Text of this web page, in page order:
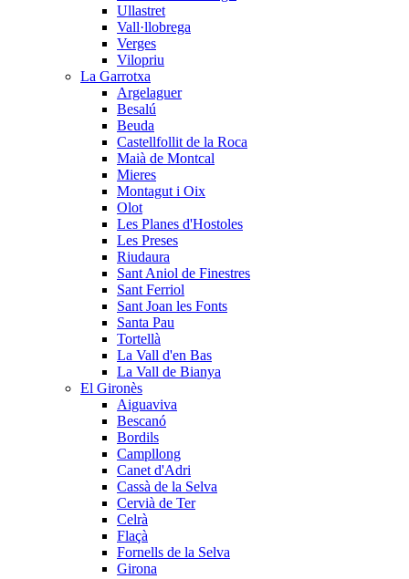
Ullastret
Vall·llobrega
Verges
Vilopriu
La Garrotxa
Argelaguer
Besalú
Beuda
Castellfollit de la Roca
Maià de Montcal
Mieres
Montagut i Oix
Olot
Les Planes d'Hostoles
Les Preses
Riudaura
Sant Aniol de Finestres
Sant Ferriol
Sant Joan les Fonts
Santa Pau
Tortellà
La Vall d'en Bas
La Vall de Bianya
El Gironès
Aiguaviva
Bescanó
Bordils
Campllong
Canet d'Adri
Cassà de la Selva
Cervià de Ter
Celrà
Flaçà
Fornells de la Selva
Girona